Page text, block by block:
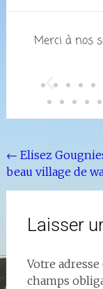
Merci à nos
← Elisez
beau village de
Laisser
Votre
champs